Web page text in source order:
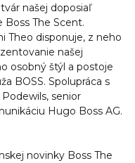
našej doposiaľ
Boss The Scent.
Theo disponuje, z neho
našej
osobný štýl a postoje
BOSS. Spolupráca s
senior
Hugo Boss AG.
novinky Boss The